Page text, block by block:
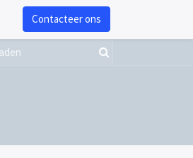
Contacteer ons